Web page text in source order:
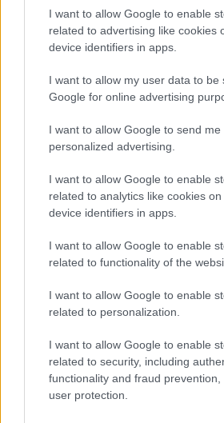
I want to allow Google to enable
related to advertising like cookies
device identifiers in apps.
I want to allow my user data to be
Google for online advertising
I want to allow Google to send me
personalized advertising.
I want to allow Google to enable
related to analytics like cookies
device identifiers in apps.
I want to allow Google to enable
related to functionality of the
I want to allow Google to enable
related to personalization.
I want to allow Google to enable
related to security, including
functionality and fraud
user protection.
Διαβάζονται αυτή τη στιγμή
2027 - Το παράπονο της
ΣΥΡΙΖΑ μελετούν Ιστορία
Πυρόπληκτοι: Τι σημαίνουν
«κίτρινα» και «κόκκινα»
αποζημιώσεις
Ποια είναι η (κυβερνητική)
οδικά έργα και τα εκτιμώμενα
χρονοδιαγράμματα
TAGS: Ιταλία
BEST OFINTERNET